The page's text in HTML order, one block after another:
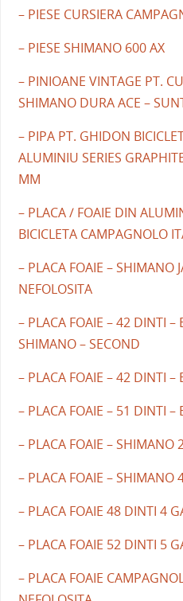
– PIESE CURSIERA
– PIESE SHIMANO 600 AX
– PINIOANE VINTAGE PT.
SHIMANO DURA ACE –
– PIPA PT. GHIDON
ALUMINIU SERIES
MM
– PLACA / FOAIE DIN
BICICLETA CAMPAGNOLO
– PLACA FOAIE – SHIMANO
NEFOLOSITA
– PLACA FOAIE – 42 DINTI
SHIMANO – SECOND
– PLACA FOAIE – 42 DINTI –
– PLACA FOAIE – 51 DINTI –
– PLACA FOAIE – SHIMANO
– PLACA FOAIE – SHIMANO
– PLACA FOAIE 48 DINTI 4
– PLACA FOAIE 52 DINTI 5
– PLACA FOAIE